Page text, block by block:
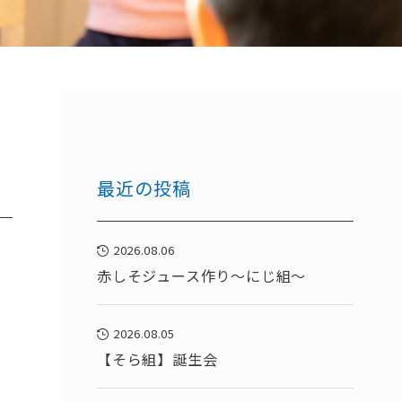
最近の投稿
2026.08.06
赤しそジュース作り～にじ組～
2026.08.05
【そら組】誕生会